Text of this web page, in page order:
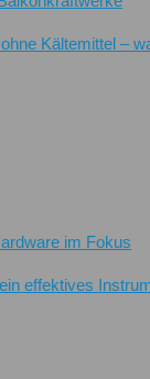
Kältemittel –
im Fokus
effektives